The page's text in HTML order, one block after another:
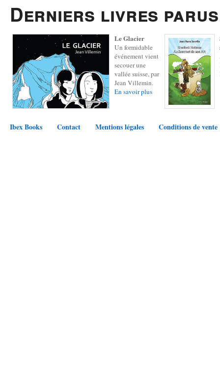
Derniers livres parus
Le Glacier
Un formidable
événement vient
secouer une
vallée suisse, par
Jean Villemin.
En savoir plus
Ibex Books Contact Mentions légales Conditions de vente